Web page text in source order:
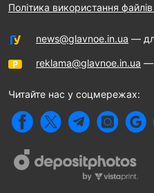
Політика використання
news@glavnoe.in.ua —
reklama@glavnoe.in.ua —
Читайте нас у соцмережах: